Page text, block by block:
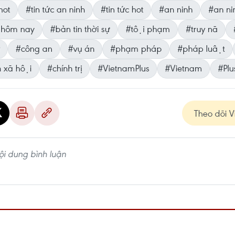
#tin tức an ninh #tin tức hot #an ninh #an
nay
#bản tin thời sự #tội phạm #truy nã
#công an #vụ án #phạm pháp #pháp luật
xã hội
#chính trị #VietnamPlus #Vietnam
Theo dõi